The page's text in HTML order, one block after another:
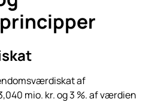
af
mio. kr. og 3 %. af værdien